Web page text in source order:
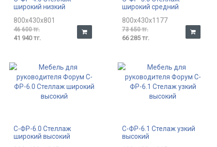
широкий низкий
800x430x801
46 600 тг.
41 940 тг.
широкий средний
800x430x1177
73 650 тг.
66 285 тг.
С-ФР-6.0 Стеллаж
широкий высокий
С-ФР-6.1 Стелаж узкий
высокий